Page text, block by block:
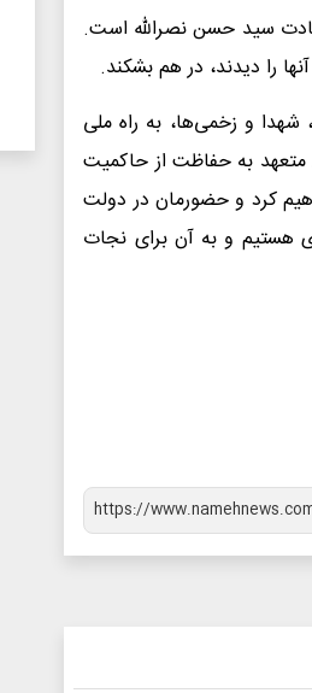
سید حسن نصرالله است.
را دیدند، در هم بشکند.
شهدا و زخمی‌ها، به راه ملی
متعهد به حفاظت از حاکمیت
کرد و حضورمان در دولت
هستیم و به آن برای نجات